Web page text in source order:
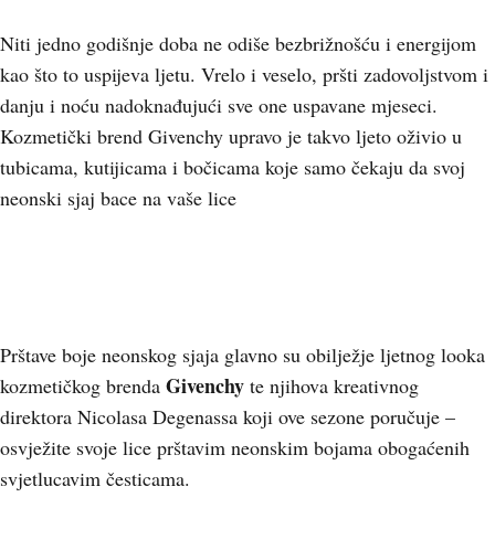
Niti jedno godišnje doba ne odiše bezbrižnošću i energijom
kao što to uspijeva ljetu. Vrelo i veselo, pršti zadovoljstvom i
danju i noću nadoknađujući sve one uspavane mjeseci.
Kozmetički brend Givenchy upravo je takvo ljeto oživio u
tubicama, kutijicama i bočicama koje samo čekaju da svoj
neonski sjaj bace na vaše lice
Prštave boje neonskog sjaja glavno su obilježje ljetnog looka
kozmetičkog brenda Givenchy te njihova kreativnog
direktora Nicolasa Degenassa koji ove sezone poručuje –
osvježite svoje lice prštavim neonskim bojama obogaćenih
svjetlucavim česticama.